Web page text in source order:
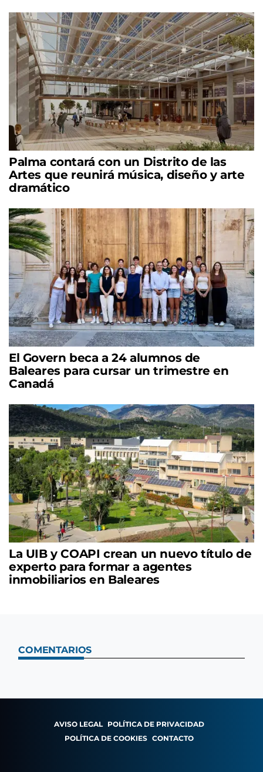
Palma contará con un Distrito de las
Artes que reunirá música, diseño y arte
dramático
El Govern beca a 24 alumnos de
Baleares para cursar un trimestre en
Canadá
La UIB y COAPI crean un nuevo título de
experto para formar a agentes
inmobiliarios en Baleares
COMENTARIOS
AVISO LEGAL POLÍTICA DE PRIVACIDAD
POLÍTICA DE COOKIES CONTACTO